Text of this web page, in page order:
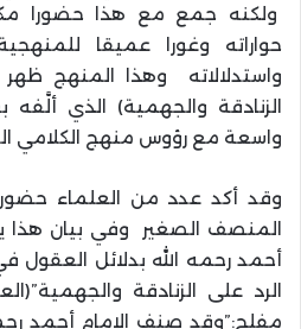
ولكنه جمع مع هذا حضورا
حواراته وغورا عميقا
واستدلالاته وهذا المنهج ظهر
الزنادقة والجهمية) الذي
واسعة مع رؤوس منهج الكلامي
وقد أكد عدد من العلماء
المنصف الصغير وفي بيان هذا
أحمد رحمه الله بدلائل
مفلح:”وقد صنف الإمام أحمد